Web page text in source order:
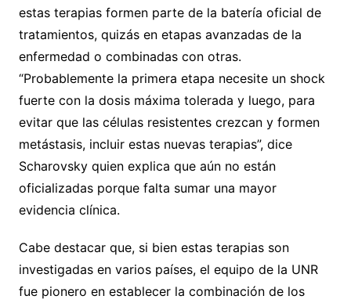
estas terapias formen parte de la batería oficial de
tratamientos, quizás en etapas avanzadas de la
enfermedad o combinadas con otras.
“Probablemente la primera etapa necesite un shock
fuerte con la dosis máxima tolerada y luego, para
evitar que las células resistentes crezcan y formen
metástasis, incluir estas nuevas terapias”, dice
Scharovsky quien explica que aún no están
oficializadas porque falta sumar una mayor
evidencia clínica.
Cabe destacar que, si bien estas terapias son
investigadas en varios países, el equipo de la UNR
fue pionero en establecer la combinación de los